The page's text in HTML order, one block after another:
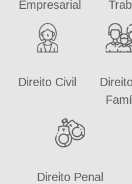
Empresarial
Direito Civil
Direito Penal